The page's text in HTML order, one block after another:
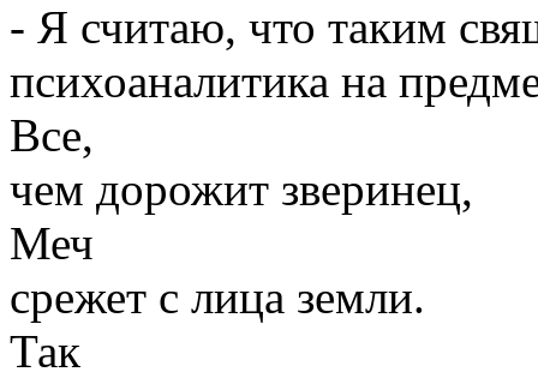
- Я считаю, что таким
психоаналитика на
Все,
чем дорожит зверинец,
Меч
срежет с лица земли.
Так